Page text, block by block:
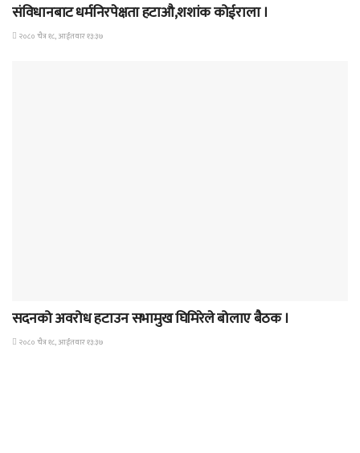
संविधानबाट धर्मनिरपेक्षता हटाऔ,शशांक कोईराला ।
२०८० चैत्र १८, आईतवार १३:३७
सदनको अवरोध हटाउन सभामुख घिमिरेले बोलाए बैठक ।
२०८० चैत्र १८, आईतवार १३:३७